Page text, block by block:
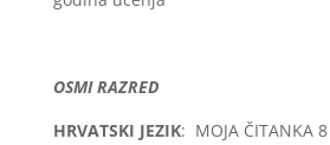
OSMI RAZRED
HRVATSKI JEZIK: MOJA ČITANKA